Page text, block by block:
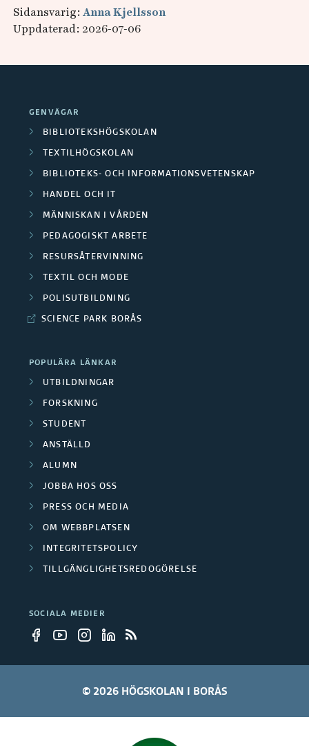
Sidansvarig: Anna Kjellsson
Uppdaterad: 2026-07-06
GENVÄGAR
BIBLIOTEKSHÖGSKOLAN
TEXTILHÖGSKOLAN
BIBLIOTEKS- OCH INFORMATIONSVETENSKAP
HANDEL OCH IT
MÄNNISKAN I VÅRDEN
PEDAGOGISKT ARBETE
RESURSÅTERVINNING
TEXTIL OCH MODE
POLISUTBILDNING
SCIENCE PARK BORÅS
POPULÄRA LÄNKAR
UTBILDNINGAR
FORSKNING
STUDENT
ANSTÄLLD
ALUMN
JOBBA HOS OSS
PRESS OCH MEDIA
OM WEBBPLATSEN
INTEGRITETSPOLICY
TILLGÄNGLIGHETSREDOGÖRELSE
SOCIALA MEDIER
© 2026 HÖGSKOLAN I BORÅS